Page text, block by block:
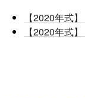
【2020年式
【2020年式